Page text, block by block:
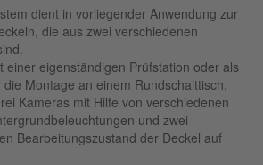
dient in vorliegender Anwendung zur
die aus zwei verschiedenen
einer eigenständigen Prüfstation oder als
Montage an einem Rundschalttisch.
Kameras mit Hilfe von verschiedenen
und zwei
Bearbeitungszustand der Deckel auf